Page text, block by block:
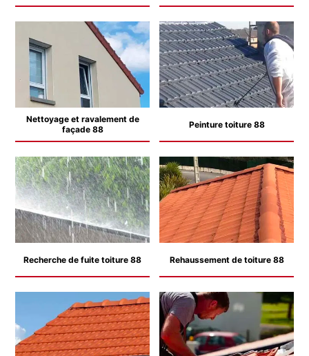
Nettoyage et ravalement de
façade 88
Peinture toiture 88
Recherche de fuite toiture 88 Rehaussement de toiture 88